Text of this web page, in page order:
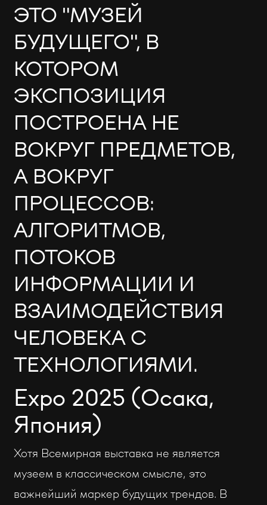
ЭТО "МУЗЕЙ
БУДУЩЕГО", В
КОТОРОМ
ЭКСПОЗИЦИЯ
ПОСТРОЕНА НЕ
ВОКРУГ ПРЕДМЕТОВ,
А ВОКРУГ
ПРОЦЕССОВ:
АЛГОРИТМОВ,
ПОТОКОВ
ИНФОРМАЦИИ И
ВЗАИМОДЕЙСТВИЯ
ЧЕЛОВЕКА С
ТЕХНОЛОГИЯМИ.
Expo 2025 (Осака,
Япония)
Хотя Всемирная выставка не является
музеем в классическом смысле, это
важнейший маркер будущих трендов. В